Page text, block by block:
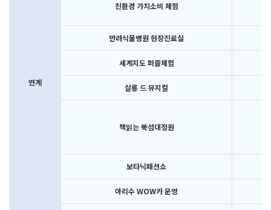
연계
친환경 가치소비 체험
반려식물병원 현장진료실
세계지도 퍼즐체험
살롱 드 뮤지컬
책읽는 뚝섬대정원
보타닉패션쇼
아리수 WOW카 운영